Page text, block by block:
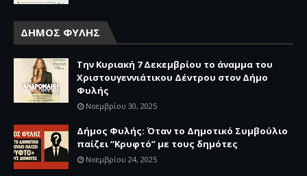
ΔΗΜΟΣ ΦΥΛΗΣ
Την Κυριακή 7 Δεκεμβρίου το άναμμα του
Χριστουγεννιάτικου Δέντρου στον Δήμο
Φυλής
Νοεμβρίου 30, 2025
Δήμος Φυλής: Όταν το Δημοτικό Συμβούλιο
παίζει “Κρυφτό” με τους δημότες
Νοεμβρίου 24, 2025